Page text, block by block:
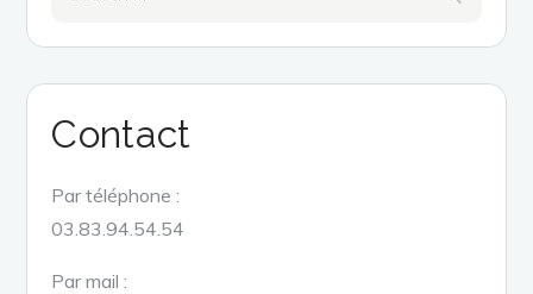
Contact
Par téléphone :
03.83.94.54.54
Par mail :